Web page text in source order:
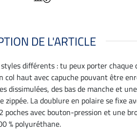
DE L'ARTICLE
différents : tu peux porter
haut avec capuche pouvant être
dissimulées, des bas de manche et
La doublure en polaire se fixe
avec bouton-pression et une
% polyuréthane.